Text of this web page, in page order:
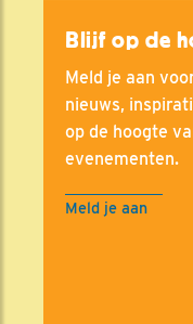
Blijf op de
Meld je aan
nieuws,
op de hoogte
evenementen.
Meld je aan